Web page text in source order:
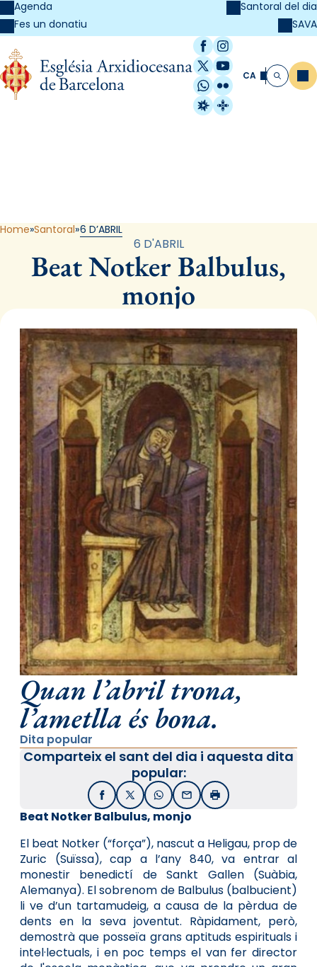
Agenda
Fes un donatiu
Santoral del dia
SAVA
Facebook
Instagram
X / Twitter
YouTube
WhatsApp
Flickr
Radio Estel
Catalunya
CA Cerca
Home Santoral 6 D’ABRIL
6 D'ABRIL
Beat Notker Balbulus,
monjo
Quan l’abril trona,
l’ametlla és bona.
Dita popular
Comparteix el sant del dia i aquesta dita
popular:
FacebookX / TwitterWhatsApp
EmailImprimir
Beat Notker Balbulus, monjo
El beat Notker (“força”), nascut a Heligau, prop de
Zuric (Suïssa), cap a l’any 840, va entrar al
monestir benedictí de Sankt Gallen (Suàbia,
Alemanya). El sobrenom de Balbulus (balbucient)
li ve d’un tartamudeig, a causa de la pèrdua de
dents en la seva joventut. Ràpidament, però,
demostrà que posseïa grans aptituds espirituals i
intel·lectuals, i en poc temps el van fer director